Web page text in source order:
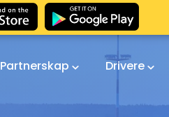
Partnerskap Drivere